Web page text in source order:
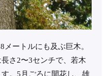
ートルにも及ぶ巨木。
さ2〜3センチで、若木
。5月ごろに開花し、雄